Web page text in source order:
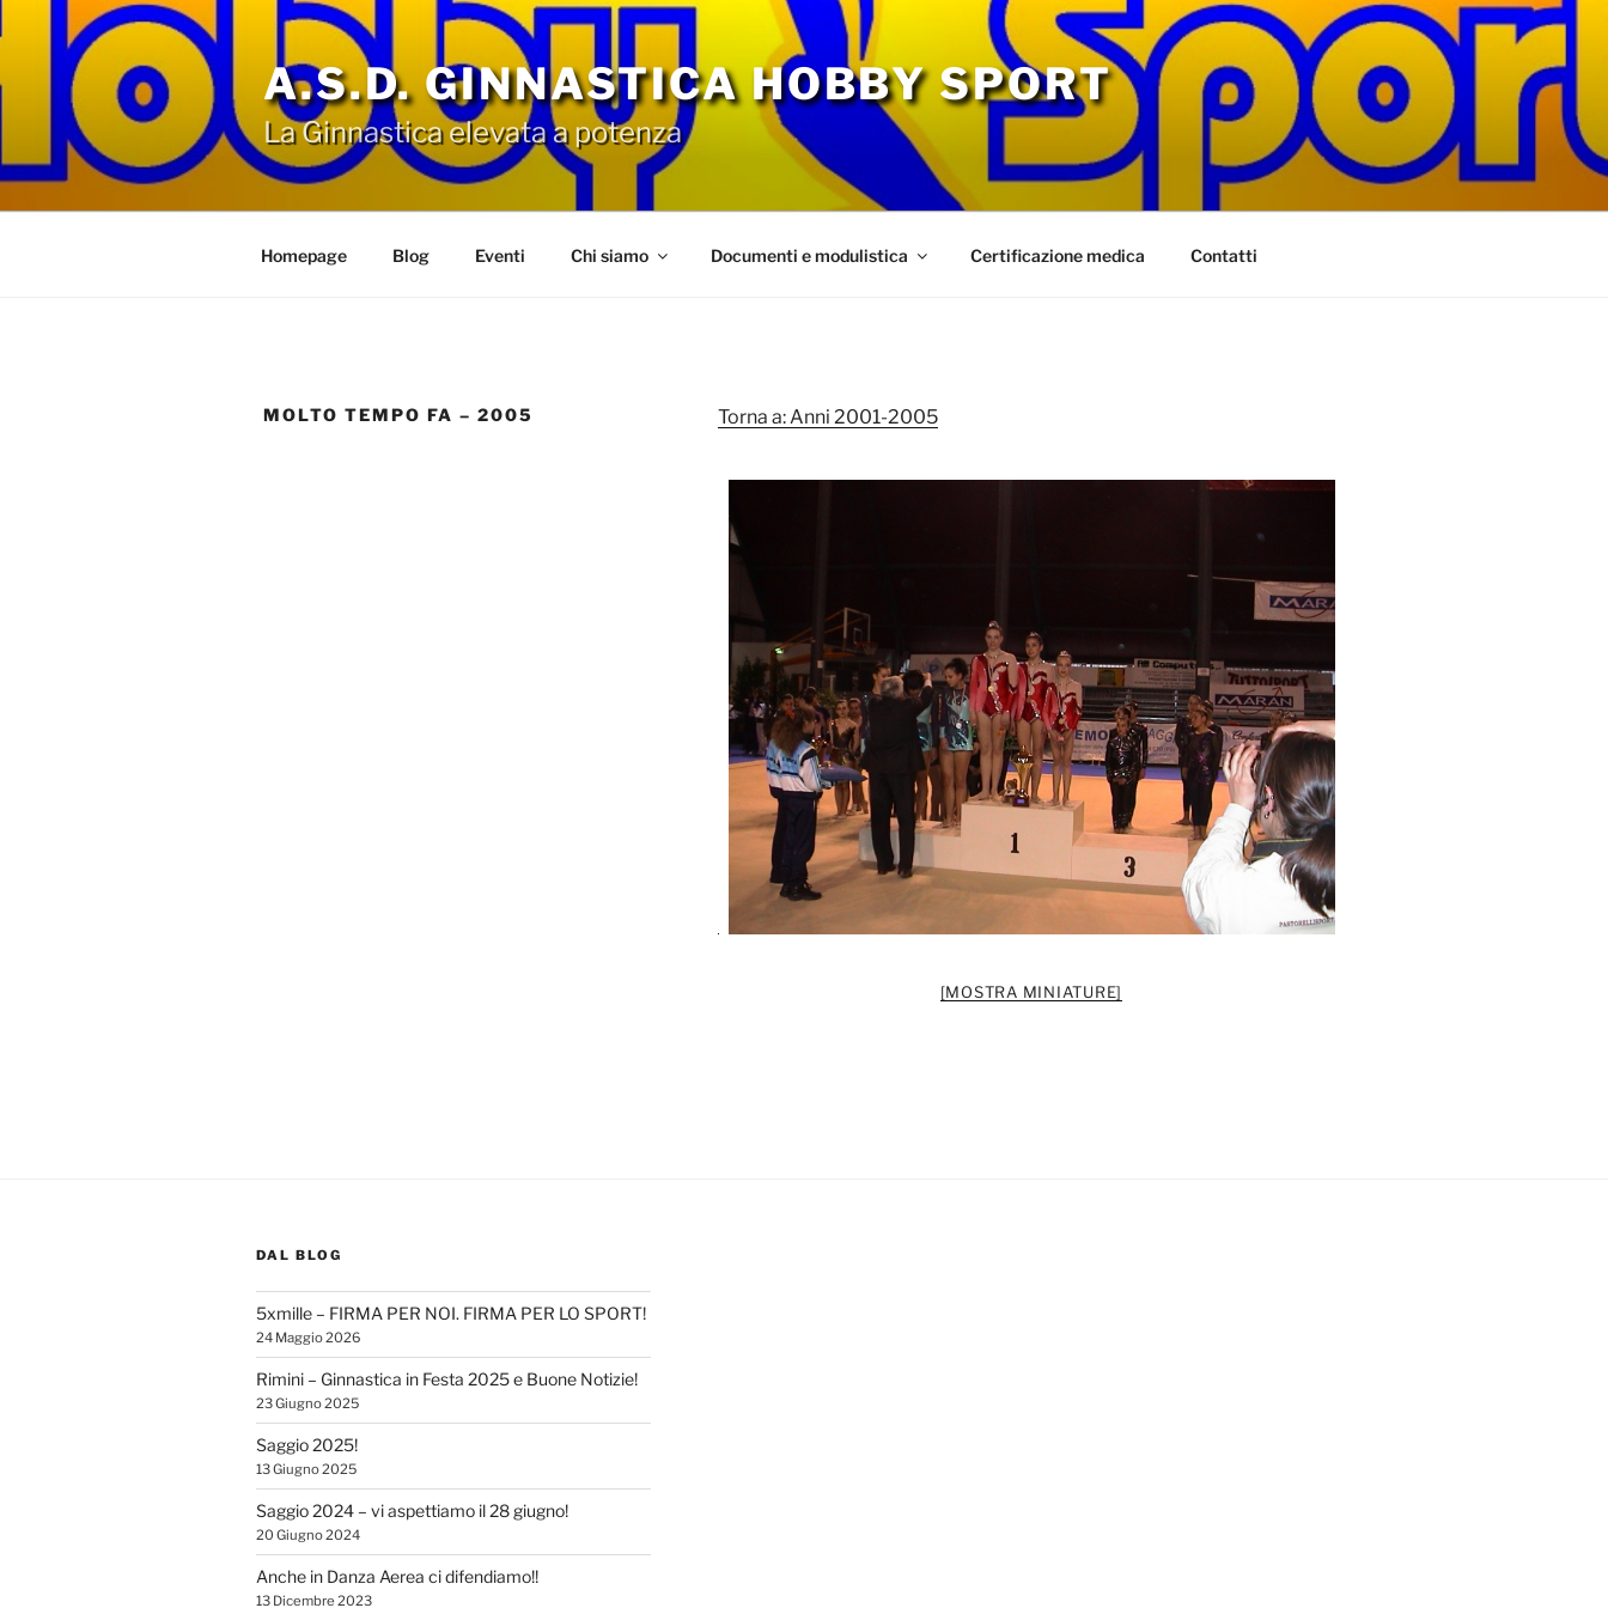
al
contenuto
A.S.D. GINNASTICA HOBBY SPORT
La Ginnastica elevata a potenza
Homepage Blog Eventi Chi siamo Documenti e modulistica Certificazione medica Contatti
MOLTO TEMPO FA – 2005 Torna a: Anni 2001-2005
[MOSTRA MINIATURE]
DAL BLOG
5xmille – FIRMA PER NOI. FIRMA PER LO SPORT!
24 Maggio 2026
Rimini – Ginnastica in Festa 2025 e Buone Notizie!
23 Giugno 2025
Saggio 2025!
13 Giugno 2025
Saggio 2024 – vi aspettiamo il 28 giugno!
20 Giugno 2024
Anche in Danza Aerea ci difendiamo!!
13 Dicembre 2023